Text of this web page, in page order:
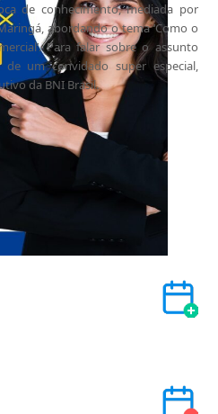
de conhecimento, mediada por
abordando o tema ‘Como o
Para falar sobre o assunto
um convidado super especial,
da BNI Brasil.